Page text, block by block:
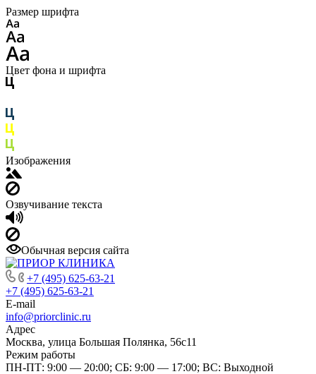
Размер шрифта
Цвет фона и шрифта
Изображения
Озвучивание текста
Обычная версия сайта
+7 (495) 625-63-21
+7 (495) 625-63-21
E-mail
info@priorclinic.ru
Адрес
Москва, улица Большая Полянка, 56с11
Режим работы
ПН-ПТ: 9:00 — 20:00; СБ: 9:00 — 17:00; ВС: Выходной